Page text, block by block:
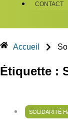
CONTACT
Accueil
Étiquette :
SOLIDARITÉ